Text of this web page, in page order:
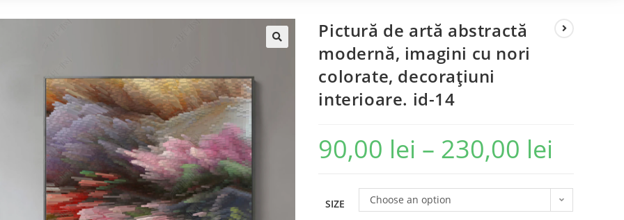
Pictură de artă abstractă
modernă, imagini cu nori
colorate, decorațiuni
interioare. id-14
90,00 lei – 230,00 lei
SIZE Choose an option